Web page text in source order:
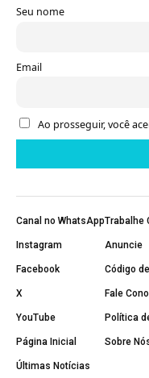
Seu nome
Email
Ao prosseguir, você
Canal no WhatsApp
Instagram
Facebook
X
YouTube
Página Inicial
Últimas Notícias
Trabalhe
Anuncie
Código
Fale
Política
Sobre